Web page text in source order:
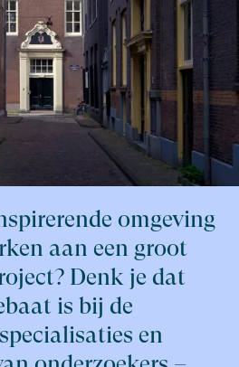
buitenstaanders naar een
een schrijver – en dus
koortsachtig schreef ik
mijn projectvoorstel. Deze
op fietsafstand van mijn
met een
verzorgde lunches én vijf
verder.